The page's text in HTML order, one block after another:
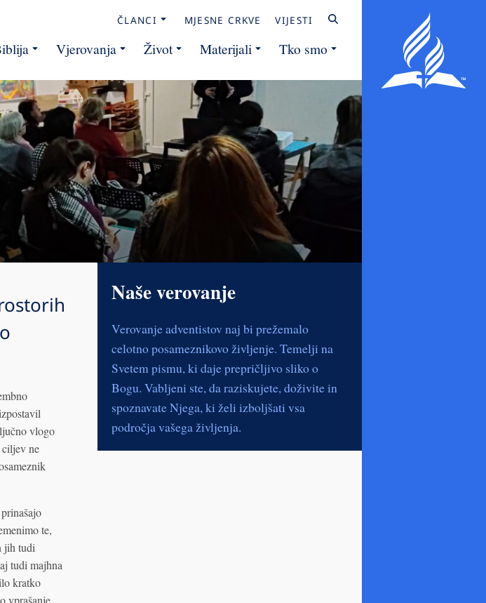
ČLANCI MJESNE CRKVE VIJESTI
Vjerovanja Život Materijali Tko smo
vlogo
ne
te,
jih tudi
tudi majhna
kratko
vprašanje.
Naše verovanje
Verovanje adventistov naj bi prežemalo
celotno posameznikovo življenje. Temelji na
Svetem pismu, ki daje prepričljivo sliko o
Bogu. Vabljeni ste, da raziskujete, doživite in
spoznavate Njega, ki želi izboljšati vsa
področja vašega življenja.